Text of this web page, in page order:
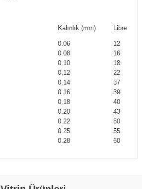
Kalınlık (mm) Libre
0.06
12
0.08
16
0.10
18
0.12
22
0.14
37
0.16
39
0.18
40
0.20
43
0.22
50
0.25
55
0.28 60